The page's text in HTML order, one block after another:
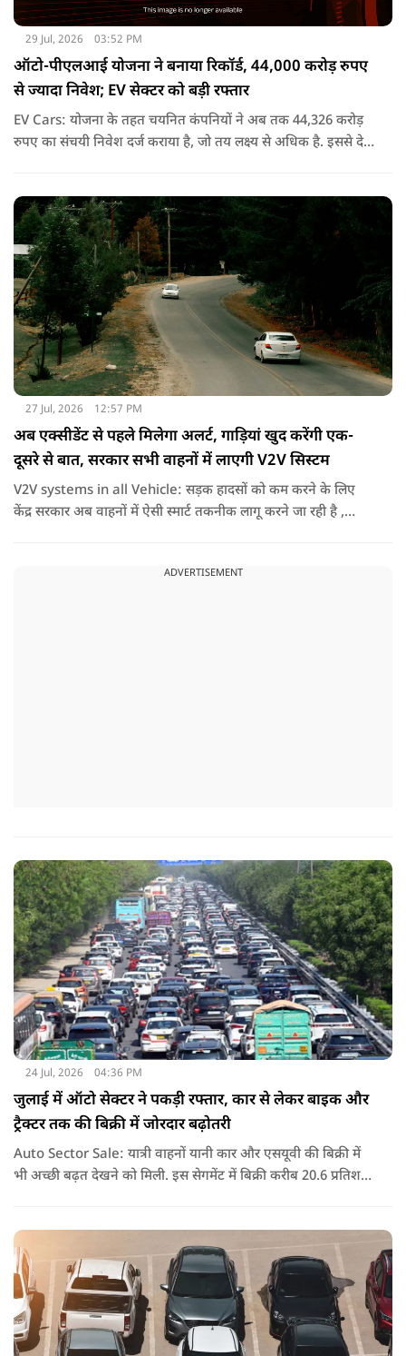
29 Jul, 2026 03:52 PM
ऑटो-पीएलआई योजना ने बनाया रिकॉर्ड, 44,000 करोड़ रुपए
से ज्यादा निवेश; EV सेक्टर को बड़ी रफ्तार
EV Cars: योजना के तहत चयनित कंपनियों ने अब तक 44,326 करोड़
रुपए का संचयी निवेश दर्ज कराया है, जो तय लक्ष्य से अधिक है. इससे देश
27 Jul, 2026 12:57 PM
अब एक्सीडेंट से पहले मिलेगा अलर्ट, गाड़ियां खुद करेंगी एक-
दूसरे से बात, सरकार सभी वाहनों में लाएगी V2V सिस्टम
V2V systems in all Vehicle: सड़क हादसों को कम करने के लिए
केंद्र सरकार अब वाहनों में ऐसी स्मार्ट तकनीक लागू करने जा रही है ,
ADVERTISEMENT
24 Jul, 2026 04:36 PM
जुलाई में ऑटो सेक्टर ने पकड़ी रफ्तार, कार से लेकर बाइक और
ट्रैक्टर तक की बिक्री में जोरदार बढ़ोतरी
Auto Sector Sale: यात्री वाहनों यानी कार और एसयूवी की बिक्री में
भी अच्छी बढ़त देखने को मिली. इस सेगमेंट में बिक्री करीब 20.6 प्रतिशत